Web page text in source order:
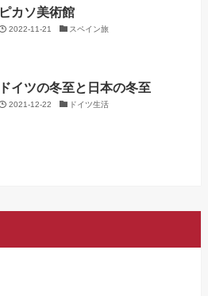
ピカソ美術館
2022-11-21 スペイン旅
ドイツの冬至と日本の冬至
2021-12-22 ドイツ生活